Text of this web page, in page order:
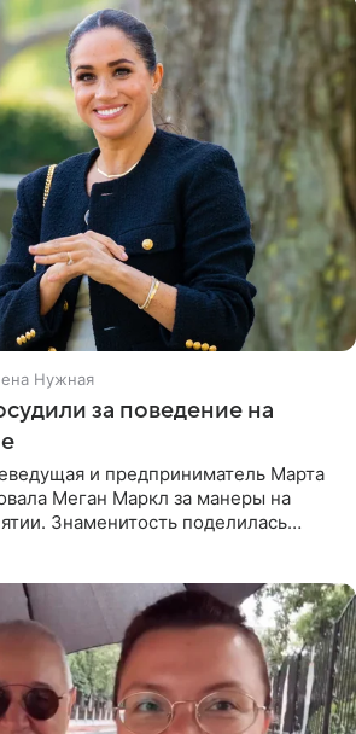
Нужная
за поведение на
и предприниматель Марта
Меган Маркл за манеры на
Знаменитость поделилась